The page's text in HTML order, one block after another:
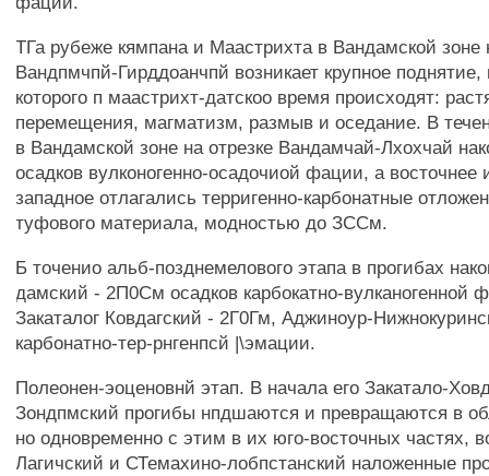
ТГа рубеже кямпана и Маастрихта в Вандамской зоне
Вандпмчпй-Гирддоанчпй возникает крупное поднятие,
которого п маастрихт-датскоо время происходят:
перемещения, магматизм, размыв и оседание. В
в Вандамской зоне на отрезке Вандамчай-Лхохчай
осадков вулконогенно-осадочиой фации, а восточнее
западное отлагались терригенно-карбонатные
туфового материала, модностью до ЗССм.
Б точенио альб-позднемелового этапа в прогибах
дамский - 2П0См осадков карбокатно-вулканогенной
Закаталог Ковдагский - 2Г0Гм, Аджиноур-
карбонатно-тер-рнгенпсй |\эмации.
Полеонен-эоценовнй этап. В начала его Закатало-
Зондпмский прогибы нпдшаются и превращаются в
но одновременно с этим в их юго-восточных частях,
Лагичский и СТемахино-лобпстанский наложенные